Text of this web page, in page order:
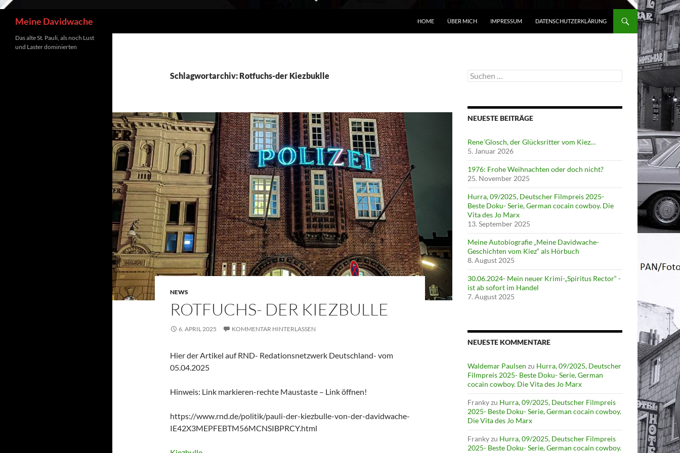
Meine Davidwache HOME ÜBER MICH IMPRESSUM DATENSCHUTZERKLÄRUNG
Schlagwortarchiv: Rotfuchs-der Kiezbuklle
NEWS
ROTFUCHS- DER KIEZBULLE
6. APRIL 2025 KOMMENTAR HINTERLASSEN
Hier der Artikel auf RND- Redationsnetzwerk Deutschland- vom
05.04.2025
Hinweis: Link markieren-rechte Maustaste – Link öffnen!
https://www.rnd.de/politik/pauli-der-kiezbulle-von-der-davidwache-
IE42X3MEPFEBTM56MCNSIBPRCY.html
Suchen
nach:
NEUESTE BEITRÄGE
Rene´Glosch, der Glücksritter vom Kiez…
5. Januar 2026
1976: Frohe Weihnachten oder doch nicht?
25. November 2025
Hurra, 09/2025, Deutscher Filmpreis 2025-
Beste Doku- Serie, German cocain cowboy. Die
Vita des Jo Marx
13. September 2025
Meine Autobiografie „Meine Davidwache-
Geschichten vom Kiez“ als Hörbuch
8. August 2025
30.06.2024- Mein neuer Krimi-„Spiritus Rector“ -
ist ab sofort im Handel
7. August 2025
NEUESTE KOMMENTARE
Waldemar Paulsen zu Hurra, 09/2025, Deutscher
Filmpreis 2025- Beste Doku- Serie, German
cocain cowboy. Die Vita des Jo Marx
Frankyzu Hurra, 09/2025, Deutscher Filmpreis
2025- Beste Doku- Serie, German cocain cowboy.
Die Vita des Jo Marx
Frankyzu Hurra, 09/2025, Deutscher Filmpreis
2025- Beste Doku- Serie, German cocain cowboy.
Das alte St. Pauli, als noch Lust
und Laster dominierten